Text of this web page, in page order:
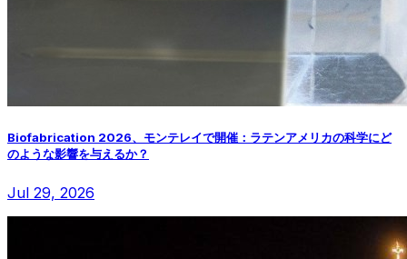
Biofabrication 2026、モンテレイで開催：ラテンアメリカの科学にど
のような影響を与えるか？
Jul 29, 2026